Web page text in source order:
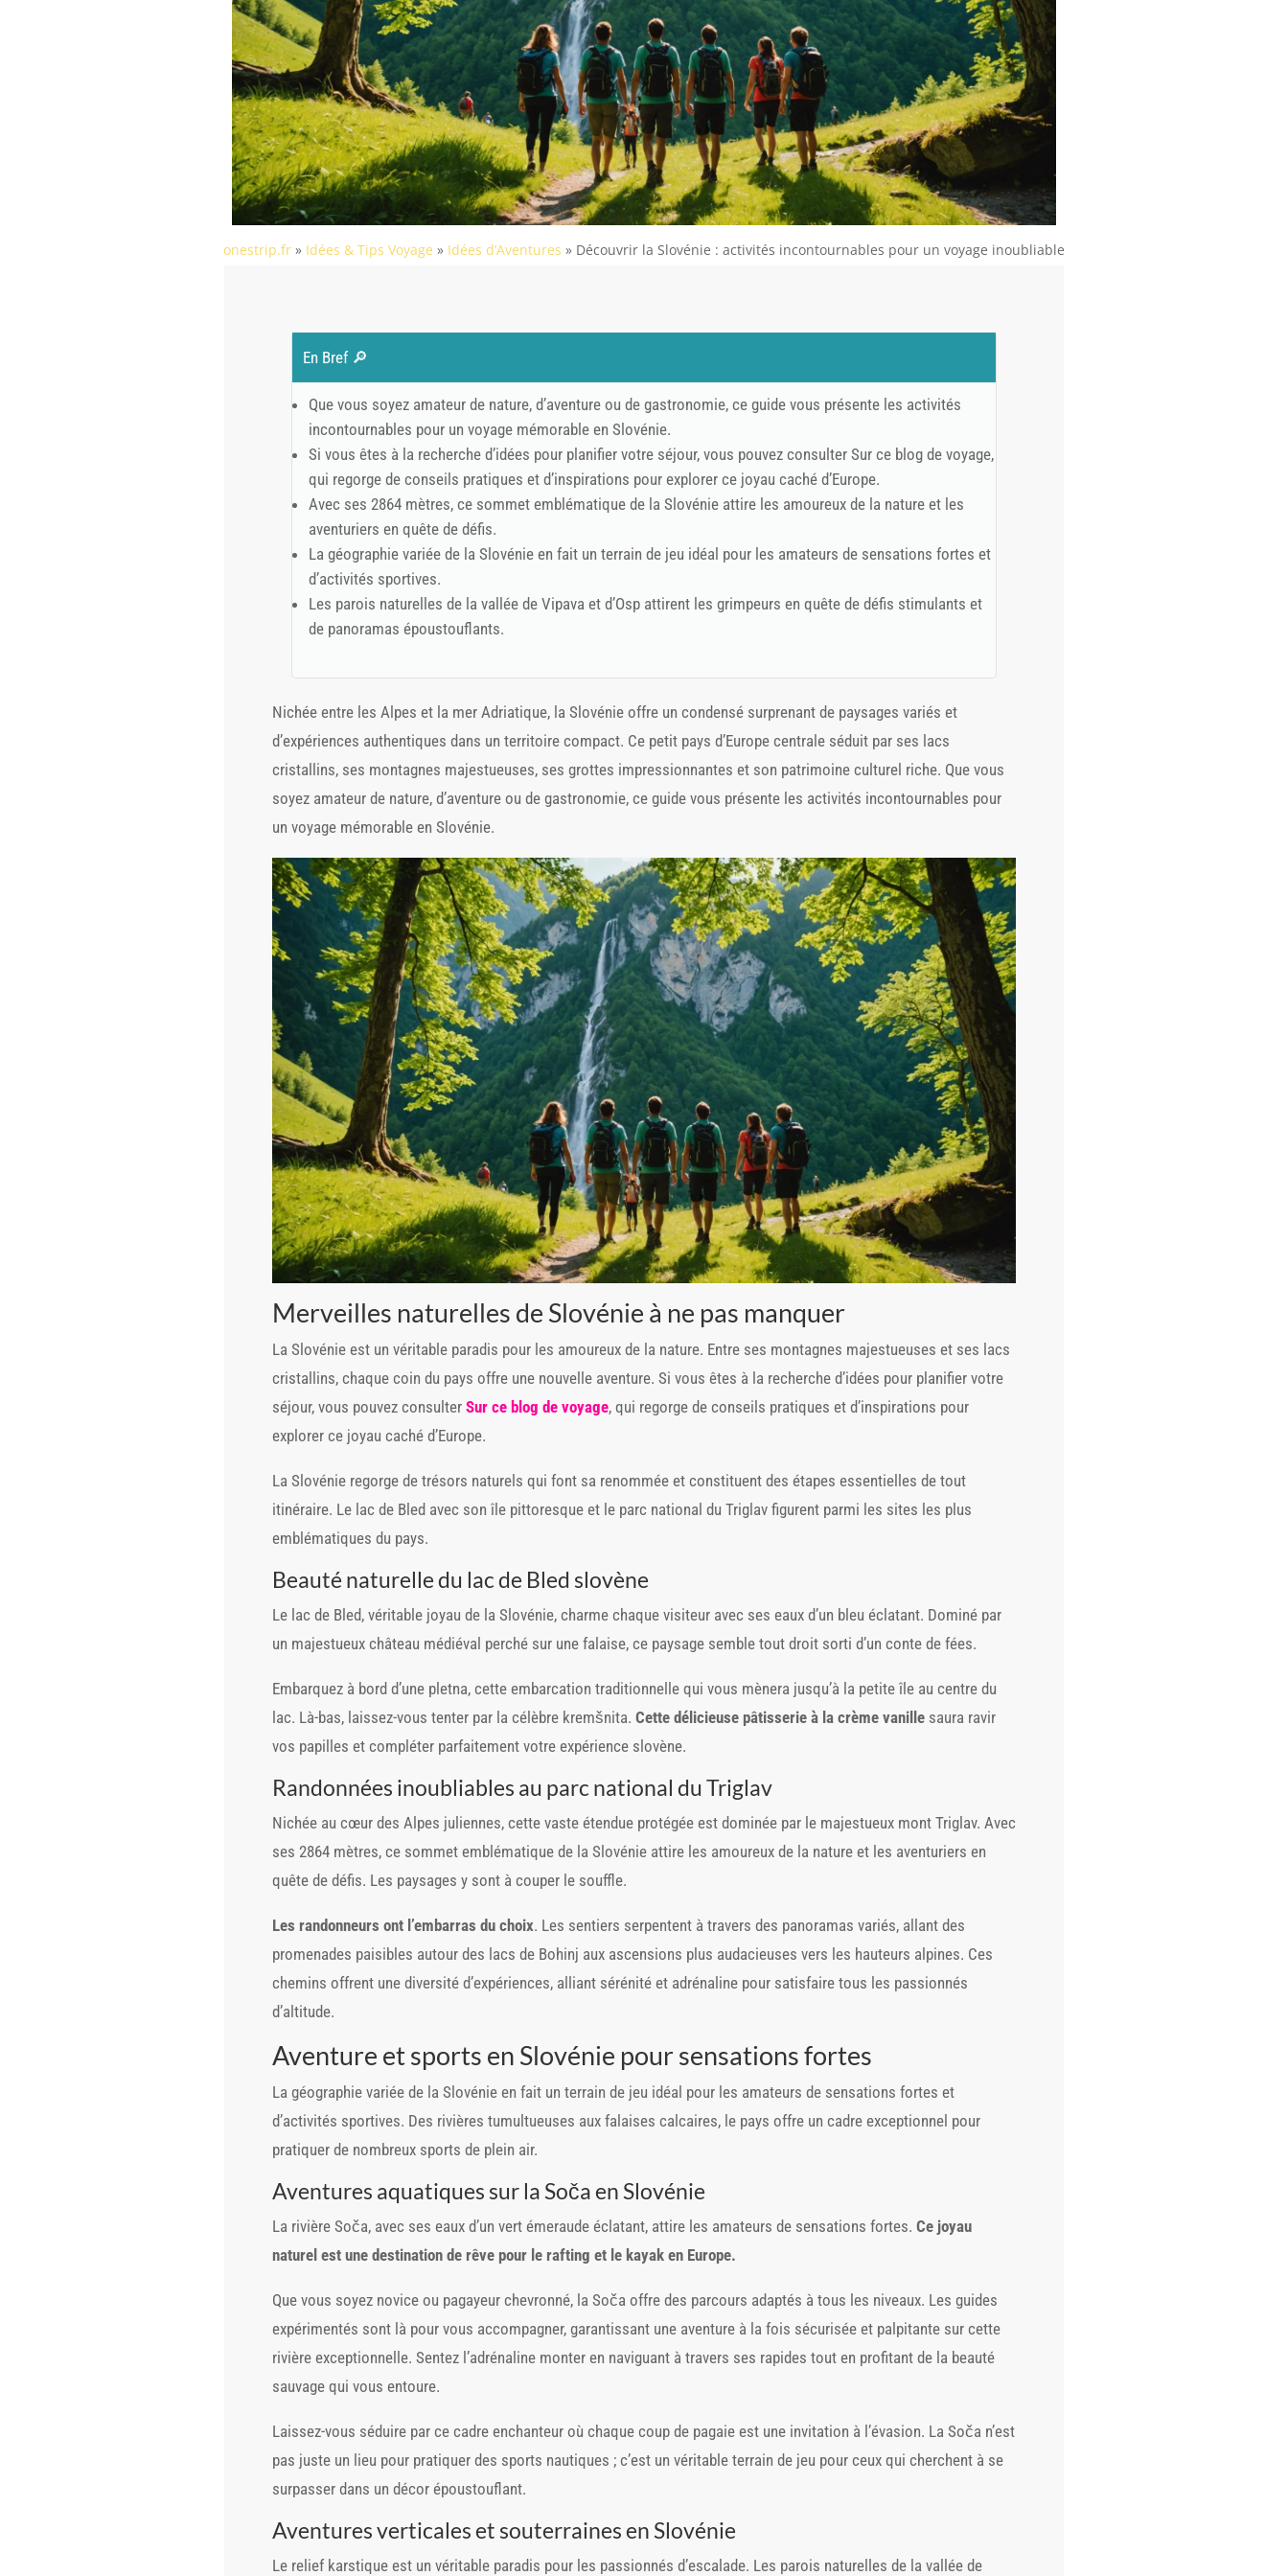
onestrip.fr » Idées & Tips Voyage » Idées d’Aventures » Découvrir la Slovénie : activités incontournables pour un voyage inoubliable
En Bref 🔎
Que vous soyez amateur de nature, d’aventure ou de gastronomie, ce guide vous présente les activités
incontournables pour un voyage mémorable en Slovénie.
Si vous êtes à la recherche d’idées pour planifier votre séjour, vous pouvez consulter Sur ce blog de voyage,
qui regorge de conseils pratiques et d’inspirations pour explorer ce joyau caché d’Europe.
Avec ses 2864 mètres, ce sommet emblématique de la Slovénie attire les amoureux de la nature et les
aventuriers en quête de défis.
La géographie variée de la Slovénie en fait un terrain de jeu idéal pour les amateurs de sensations fortes et
d’activités sportives.
Les parois naturelles de la vallée de Vipava et d’Osp attirent les grimpeurs en quête de défis stimulants et
de panoramas époustouflants.
Nichée entre les Alpes et la mer Adriatique, la Slovénie offre un condensé surprenant de paysages variés et
d’expériences authentiques dans un territoire compact. Ce petit pays d’Europe centrale séduit par ses lacs
cristallins, ses montagnes majestueuses, ses grottes impressionnantes et son patrimoine culturel riche. Que vous
soyez amateur de nature, d’aventure ou de gastronomie, ce guide vous présente les activités incontournables pour
un voyage mémorable en Slovénie.
Merveilles naturelles de Slovénie à ne pas manquer
La Slovénie est un véritable paradis pour les amoureux de la nature. Entre ses montagnes majestueuses et ses lacs
cristallins, chaque coin du pays offre une nouvelle aventure. Si vous êtes à la recherche d’idées pour planifier votre
séjour, vous pouvez consulter Sur ce blog de voyage, qui regorge de conseils pratiques et d’inspirations pour
explorer ce joyau caché d’Europe.
La Slovénie regorge de trésors naturels qui font sa renommée et constituent des étapes essentielles de tout
itinéraire. Le lac de Bled avec son île pittoresque et le parc national du Triglav figurent parmi les sites les plus
emblématiques du pays.
Beauté naturelle du lac de Bled slovène
Le lac de Bled, véritable joyau de la Slovénie, charme chaque visiteur avec ses eaux d’un bleu éclatant. Dominé par
un majestueux château médiéval perché sur une falaise, ce paysage semble tout droit sorti d’un conte de fées.
Embarquez à bord d’une pletna, cette embarcation traditionnelle qui vous mènera jusqu’à la petite île au centre du
lac. Là-bas, laissez-vous tenter par la célèbre kremšnita. Cette délicieuse pâtisserie à la crème vanillesaura ravir
vos papilles et compléter parfaitement votre expérience slovène.
Randonnées inoubliables au parc national du Triglav
Nichée au cœur des Alpes juliennes, cette vaste étendue protégée est dominée par le majestueux mont Triglav. Avec
ses 2864 mètres, ce sommet emblématique de la Slovénie attire les amoureux de la nature et les aventuriers en
quête de défis. Les paysages y sont à couper le souffle.
Les randonneurs ont l’embarras du choix. Les sentiers serpentent à travers des panoramas variés, allant des
promenades paisibles autour des lacs de Bohinj aux ascensions plus audacieuses vers les hauteurs alpines. Ces
chemins offrent une diversité d’expériences, alliant sérénité et adrénaline pour satisfaire tous les passionnés
d’altitude.
Aventure et sports en Slovénie pour sensations fortes
La géographie variée de la Slovénie en fait un terrain de jeu idéal pour les amateurs de sensations fortes et
d’activités sportives. Des rivières tumultueuses aux falaises calcaires, le pays offre un cadre exceptionnel pour
pratiquer de nombreux sports de plein air.
Aventures aquatiques sur la Soča en Slovénie
La rivière Soča, avec ses eaux d’un vert émeraude éclatant, attire les amateurs de sensations fortes. Ce joyau
naturel est une destination de rêve pour le rafting et le kayak en Europe.
Que vous soyez novice ou pagayeur chevronné, la Soča offre des parcours adaptés à tous les niveaux. Les guides
expérimentés sont là pour vous accompagner, garantissant une aventure à la fois sécurisée et palpitante sur cette
rivière exceptionnelle. Sentez l’adrénaline monter en naviguant à travers ses rapides tout en profitant de la beauté
sauvage qui vous entoure.
Laissez-vous séduire par ce cadre enchanteur où chaque coup de pagaie est une invitation à l’évasion. La Soča n’est
pas juste un lieu pour pratiquer des sports nautiques ; c’est un véritable terrain de jeu pour ceux qui cherchent à se
surpasser dans un décor époustouflant.
Aventures verticales et souterraines en Slovénie
Le relief karstique est un véritable paradis pour les passionnés d’escalade. Les parois naturelles de la vallée de